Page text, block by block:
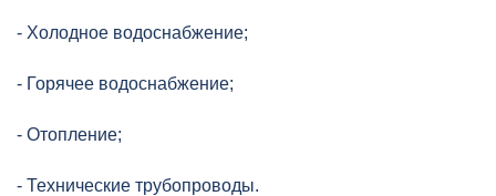
- Холодное водоснабжение;
- Горячее водоснабжение;
- Отопление;
- Технические трубопроводы.